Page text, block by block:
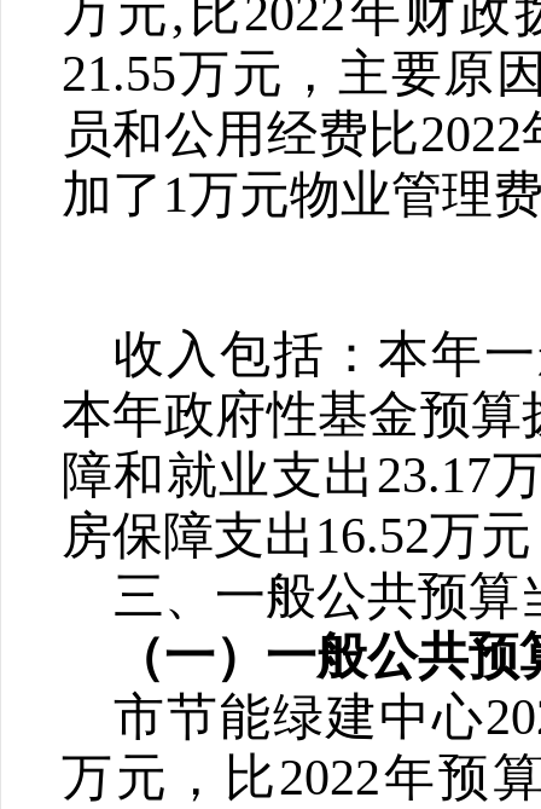
万元,比2022年财
21.55万元 ，主要原
员和公用经费比2022
加了1万元物业管理
收入包括：本年
本年政府性基金预
障和就业支出23.17
房保障支出16.52万
三、一般公共预算
（一）一般公共
市节能绿建中心
万元，比2022年预